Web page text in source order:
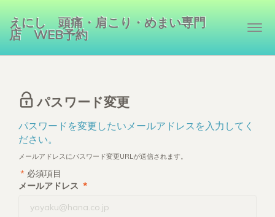
えにし 頭痛・肩こり・めまい専門
店 WEB予約
パスワード変更
パスワードを変更したいメールアドレスを入力してく
ださい。
メールアドレスにパスワード変更URLが送信されます。
* 必須項目
メールアドレス *